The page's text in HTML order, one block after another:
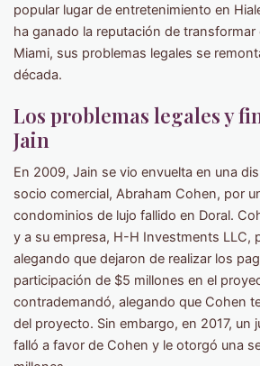
popular lugar de entretenimiento en
ha ganado la reputación de transformar
Miami, sus problemas legales se
década.
Los problemas legales y
Jain
En 2009, Jain se vio envuelta en una
socio comercial, Abraham Cohen, por
condominios de lujo fallido en Doral.
y a su empresa, H-H Investments LLC,
alegando que dejaron de realizar los
participación de $5 millones en el
contrademandó, alegando que Cohen
del proyecto. Sin embargo, en 2017, un
falló a favor de Cohen y le otorgó una